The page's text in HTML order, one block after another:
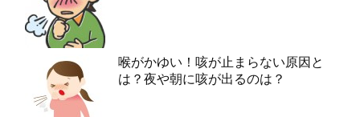
喉がかゆい！咳が止まらない原因と
は？夜や朝に咳が出るのは？